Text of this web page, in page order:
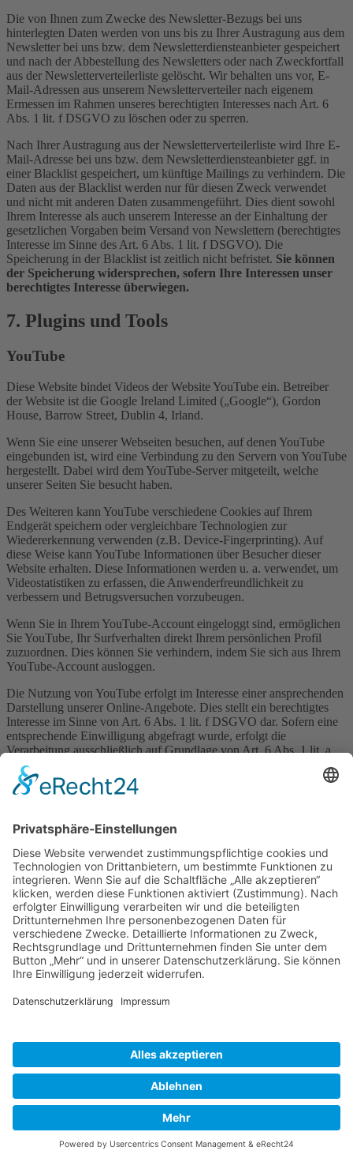
Die von Ihnen zum Zwecke des Newsletter-Bezugs bei uns
hinterlegten Daten werden von uns bis zu Ihrer Austragung aus dem
Newsletter bei uns bzw. dem Newsletterdiensteanbieter gespeichert
und nach der Abbestellung des Newsletters oder nach Zweckfortfall
aus der Newsletterverteilerliste gelöscht. Wir behalten uns vor, E-
Mail-Adressen aus unserem Newsletterverteiler nach eigenem
Ermessen im Rahmen unseres berechtigten Interesses nach Art. 6
Abs. 1 lit. f DSGVO zu löschen oder zu sperren.
Nach Ihrer Austragung aus der Newsletterverteilerliste wird Ihre E-
Mail-Adresse bei uns bzw. dem Newsletterdiensteanbieter ggf. in
einer Blacklist gespeichert, um künftige Mailings zu verhindern. Die
Daten aus der Blacklist werden nur für diesen Zweck verwendet
und nicht mit anderen Daten zusammengeführt. Dies dient sowohl
Ihrem Interesse als auch unserem Interesse an der Einhaltung der
gesetzlichen Vorgaben beim Versand von Newslettern (berechtigtes
Interesse im Sinne des Art. 6 Abs. 1 lit. f DSGVO). Die
Speicherung in der Blacklist ist zeitlich nicht befristet. Sie können
der Speicherung widersprechen, sofern Ihre Interessen unser
berechtigtes Interesse überwiegen.
7. Plugins und Tools
YouTube
Diese Website bindet Videos der Website YouTube ein. Betreiber
der Website ist die Google Ireland Limited („Google“), Gordon
House, Barrow Street, Dublin 4, Irland.
Wenn Sie eine unserer Webseiten besuchen, auf denen YouTube
eingebunden ist, wird eine Verbindung zu den Servern von YouTube
hergestellt. Dabei wird dem YouTube-Server mitgeteilt, welche
unserer Seiten Sie besucht haben.
Des Weiteren kann YouTube verschiedene Cookies auf Ihrem
Endgerät speichern oder vergleichbare Technologien zur
Wiedererkennung verwenden (z.B. Device-Fingerprinting). Auf
diese Weise kann YouTube Informationen über Besucher dieser
Website erhalten. Diese Informationen werden u. a. verwendet, um
Videostatistiken zu erfassen, die Anwenderfreundlichkeit zu
verbessern und Betrugsversuchen vorzubeugen.
Wenn Sie in Ihrem YouTube-Account eingeloggt sind, ermöglichen
Sie YouTube, Ihr Surfverhalten direkt Ihrem persönlichen Profil
zuzuordnen. Dies können Sie verhindern, indem Sie sich aus Ihrem
YouTube-Account ausloggen.
Die Nutzung von YouTube erfolgt im Interesse einer ansprechenden
Darstellung unserer Online-Angebote. Dies stellt ein berechtigtes
Interesse im Sinne von Art. 6 Abs. 1 lit. f DSGVO dar. Sofern eine
entsprechende Einwilligung abgefragt wurde, erfolgt die
Verarbeitung ausschließlich auf Grundlage von Art. 6 Abs. 1 lit. a
DSGVO; die Einwilligung ist jederzeit widerrufbar.
Weitere Informationen zum Umgang mit Nutzerdaten finden Sie in
Google Maps
Diese Seite nutzt den Kartendienst Google Maps. Anbieter ist die
Google Ireland Limited („Google“), Gordon House, Barrow Street,
Dublin 4, Irland.
Zur Nutzung der Funktionen von Google Maps ist es notwendig,
Ihre IP-Adresse zu speichern. Diese Informationen werden in der
Regel an einen Server von Google in den USA übertragen und dort
gespeichert. Der Anbieter dieser Seite hat keinen Einfluss auf diese
leichten Auffindbarkeit der von uns auf der Website angegebenen
Orte. Dies stellt ein berechtigtes Interesse im Sinne von Art. 6 Abs. 1
lit. f DSGVO dar. Sofern eine entsprechende Einwilligung abgefragt
wurde, erfolgt die Verarbeitung ausschließlich auf Grundlage von
Art. 6 Abs. 1 lit. a DSGVO; die Einwilligung ist jederzeit
Die Datenübertragung in die USA wird auf die